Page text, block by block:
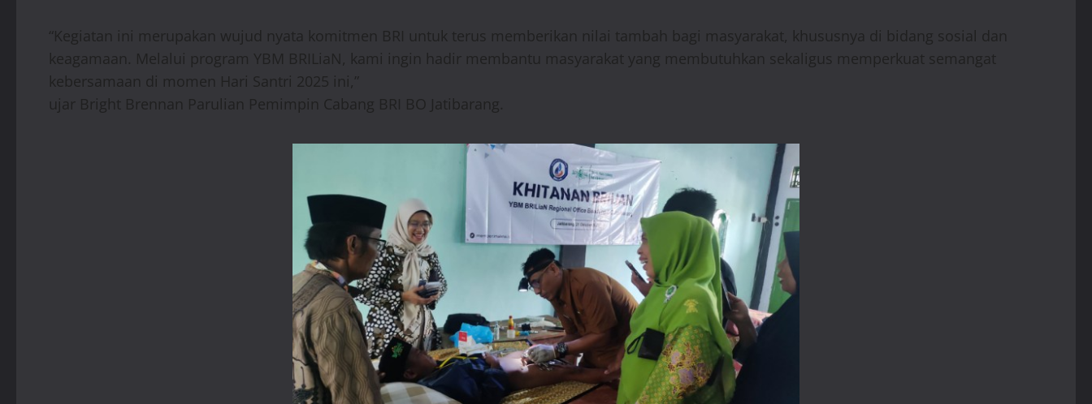
“Kegiatan ini merupakan wujud nyata komitmen BRI untuk terus memberikan nilai tambah bagi masyarakat, khususnya di bidang sosial dan
keagamaan. Melalui program YBM BRILiaN, kami ingin hadir membantu masyarakat yang membutuhkan sekaligus memperkuat semangat
kebersamaan di momen Hari Santri 2025 ini,”
ujar Bright Brennan Parulian Pemimpin Cabang BRI BO Jatibarang.